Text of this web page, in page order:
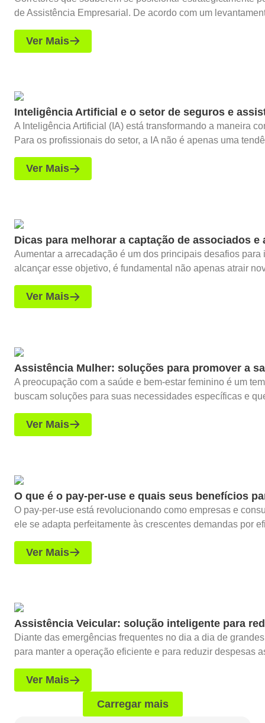
de Assistência Empresarial. De acordo com um
Ver Mais
Inteligência Artificial e o setor de seguros e
A Inteligência Artificial (IA) está transformando a maneira
Para os profissionais do setor, a IA não é apenas uma
Ver Mais
Dicas para melhorar a captação de associados e
Aumentar a arrecadação é um dos principais desafios
alcançar esse objetivo, é fundamental não apenas atrair
Ver Mais
Assistência Mulher: soluções para promover a
A preocupação com a saúde e bem-estar feminino é um
buscam soluções para suas necessidades específicas e
Ver Mais
O que é o pay-per-use e quais seus benefícios
O pay-per-use está revolucionando como empresas e
ele se adapta perfeitamente às crescentes demandas por
Ver Mais
Assistência Veicular: solução inteligente para
Diante das emergências frequentes no dia a dia de
para manter a operação eficiente e para reduzir despesas
Ver Mais
Carregar mais